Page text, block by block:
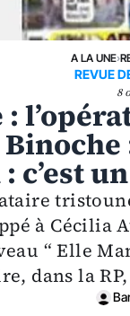
A LA UNE›
REVUE
8
:
c’est
à Cécilia
“ Elle
dans la